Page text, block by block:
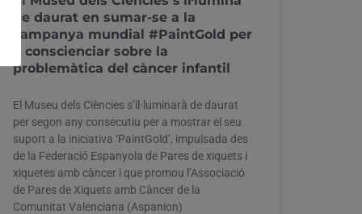
de daurat en sumar-se a la
campanya mundial #PaintGold per
a conscienciar sobre la
problemàtica del càncer infantil
El Museu dels Ciències s’il·luminarà de daurat
per segon any consecutiu per a mostrar el seu
suport a la iniciativa ‘PaintGold’, impulsada des
de la Federació Espanyola de Pares de xiquets i
xiquetes amb càncer i que promou l’Associació
de Pares de Xiquets amb Càncer de la
Comunitat Valenciana (Aspanion)